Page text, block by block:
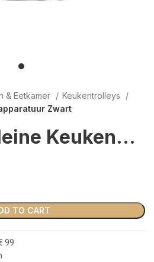
& Eetkamer
Keukentrolleys
Zwart
Florence Kleine Keukenapparatuur Zwart
TO CART
99